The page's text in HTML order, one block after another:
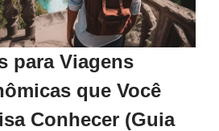
para Viagens
que Você
Conhecer (Guia